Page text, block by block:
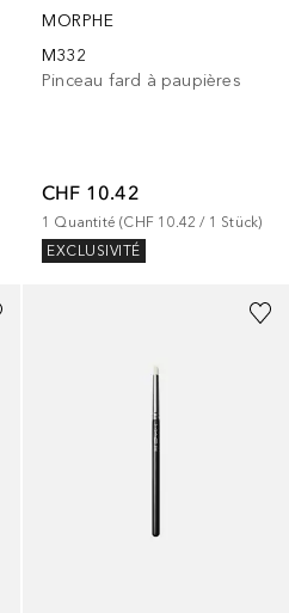
MORPHE
M332
Pinceau fard à paupières
CHF 10.42
1 Quantité (CHF 10.42 / 1 Stück)
EXCLUSIVITÉ